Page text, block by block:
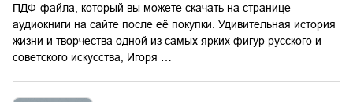
ПДФ-файла, который вы можете скачать на странице
аудиокниги на сайте после её покупки. Удивительная история
жизни и творчества одной из самых ярких фигур русского и
советского искусства, Игоря …